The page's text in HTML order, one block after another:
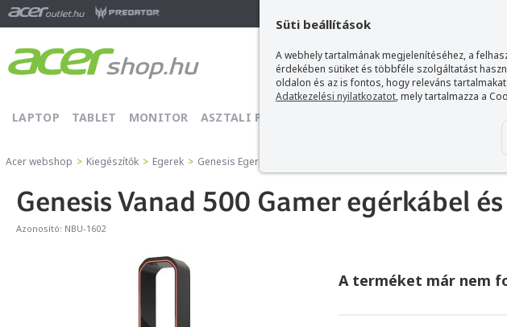
Süti beállítások
A webhely tartalmának megjelenítéséhez, a
érdekében sütiket és többféle szolgáltatást
oldalon és az is fontos, hogy releváns
Adatkezelési nyilatkozatot, mely tartalmazza a
LAPTOP TABLET MONITOR ASZTALI PC
Acer webshop > Kiegészítők > Egerek > Genesis Egerek
Genesis Vanad 500 Gamer egérkábel
Azonosító: NBU-1602
A terméket már nem